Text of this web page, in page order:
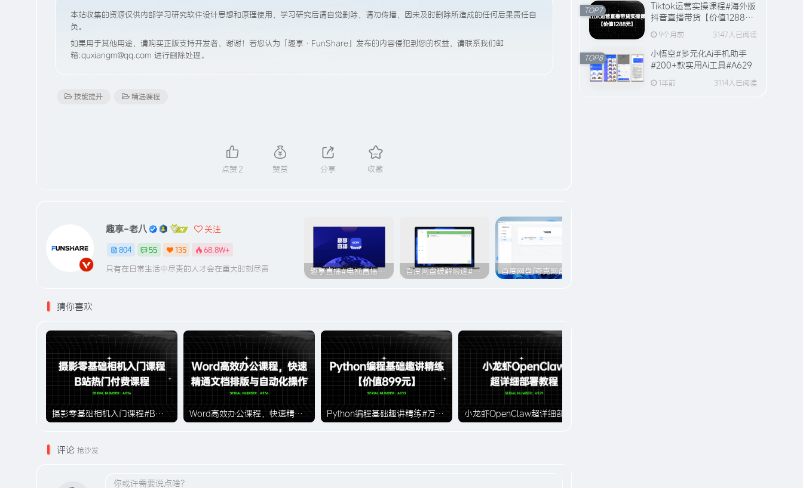
本站收集的资源仅供内部学习研究软件设计思想和原理使用，学习研究后请自觉删除，请勿传播，因未及时删除所造成的任何后果责任自
负。
如果用于其他用途，请购买正版支持开发者，谢谢！若您认为「趣享·FunShare」发布的内容侵犯到您的权益，请联系我们邮
箱:quxiangm@qq.com 进行删除处理。
技能提升 精选课程
点赞2 赞赏 分享 收藏
趣享-老八 关注
804 55 135 68.8W+
只有在日常生活中尽责的人才会在重大时刻尽责 趣享直播#电视直播软件#2000+个超清直播频道#支持电视和安卓手机 百度网盘破解限速#突破官方限速#满速下载#A614
猜你喜欢
摄影零基础相机入门课程#B站付费课程#A936 Word高效办公课程，快速精通文档排版与自动化操作#A934 Python编程基础趣讲精练#万门大学#A933【价值899元】
评论 抢沙发
Tiktok运营实操课程#海外版
抖音直播带货【价值1288
元】#A594
9个月前 3147人已阅读
TOP7
小悟空#多元化Ai手机助手
#200+款实用Ai工具#A629
1年前 3114人已阅读
TOP8